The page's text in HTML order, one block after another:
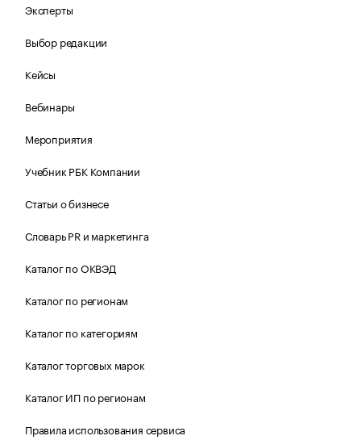
Эксперты
Выбор редакции
Кейсы
Вебинары
Мероприятия
Учебник РБК Компании
Статьи о бизнесе
Словарь PR и маркетинга
Каталог по ОКВЭД
Каталог по регионам
Каталог по категориям
Каталог торговых марок
Каталог ИП по регионам
Правила использования сервиса